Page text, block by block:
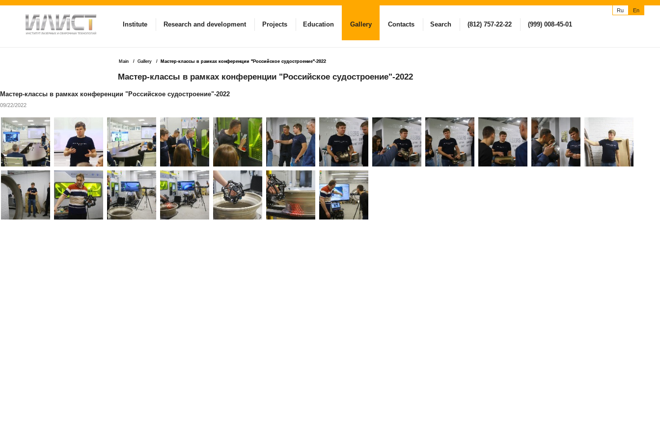
Ru En
Institute Research and development Projects Education Gallery Contacts Search (812) 757-22-22 (999) 008-45-01
Main Gallery Мастер-классы в рамках конференции "Российское судостроение"-2022
Мастер-классы в рамках конференции "Российское судостроение"-2022
Мастер-классы в рамках конференции "Российское судостроение"-2022
09/22/2022